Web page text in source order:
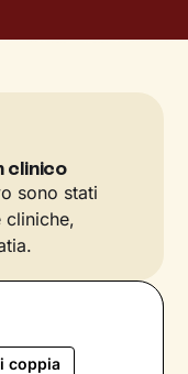
clinico
sono stati
cliniche,
coppia